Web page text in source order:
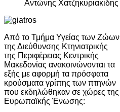
Αντώνης Χατζηκυριακίδης
Από το Τμήμα Υγείας των Ζώων
της Διεύθυνσης Κτηνιατρικής
της Περιφέρειας Κεντρικής
Μακεδονίας ανακοινώνονται τα
εξής με αφορμή τα πρόσφατα
κρούσματα γρίπης των πτηνών
που εκδηλώθηκαν σε χώρες της
Ευρωπαϊκής Ένωσης: